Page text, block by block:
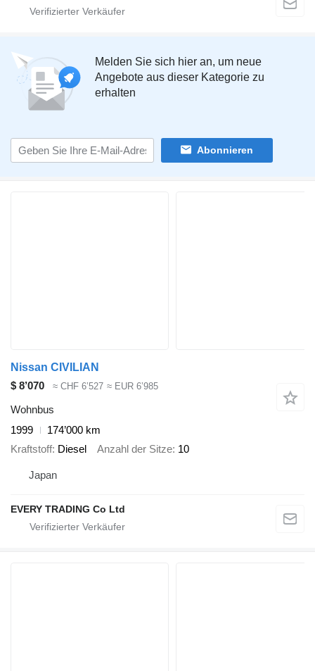
Melden Sie sich hier an, um neue
Angebote aus dieser Kategorie zu
erhalten
Abonnieren
Nissan CIVILIAN
$ 8’070
≈ CHF 6’527 ≈ EUR 6’985
Wohnbus
1999
174’000 km
Kraftstoff Diesel Anzahl der Sitze 10
Japan
EVERY TRADING Co Ltd